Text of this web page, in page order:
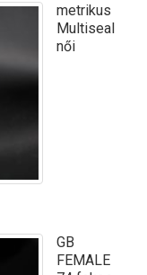
metrikus
Multiseal
női
GB
FEMALE